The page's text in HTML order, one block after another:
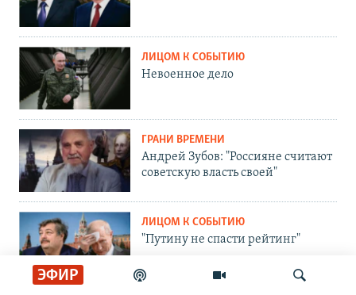
ЭФИР
ЛИЦОМ К СОБЫТИЮ
Невоенное дело
ГРАНИ ВРЕМЕНИ
Андрей Зубов: "Россияне считают
советскую власть своей"
ЛИЦОМ К СОБЫТИЮ
"Путину не спасти рейтинг"